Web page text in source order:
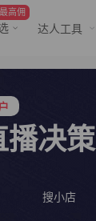
最高佣
达人工具
播决策
搜小店